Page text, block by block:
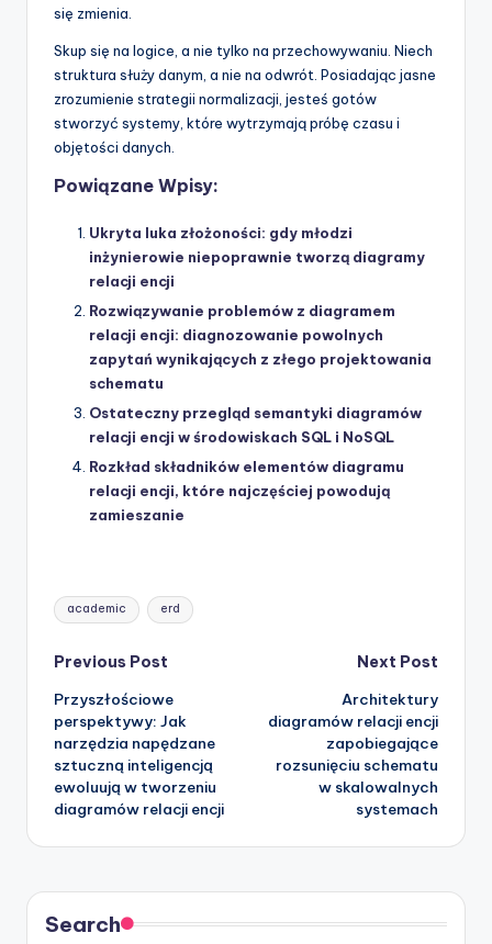
się zmienia.
Skup się na logice, a nie tylko na przechowywaniu. Niech
struktura służy danym, a nie na odwrót. Posiadając jasne
zrozumienie strategii normalizacji, jesteś gotów
stworzyć systemy, które wytrzymają próbę czasu i
objętości danych.
Powiązane Wpisy:
Ukryta luka złożoności: gdy młodzi
inżynierowie niepoprawnie tworzą diagramy
relacji encji
Rozwiązywanie problemów z diagramem
relacji encji: diagnozowanie powolnych
zapytań wynikających z złego projektowania
schematu
Ostateczny przegląd semantyki diagramów
relacji encji w środowiskach SQL i NoSQL
Rozkład składników elementów diagramu
relacji encji, które najczęściej powodują
zamieszanie
Tags:
academic erd
Post
navigation
Previous Post
Przyszłościowe
perspektywy: Jak
narzędzia napędzane
sztuczną inteligencją
ewoluują w tworzeniu
diagramów relacji encji
Next Post
Architektury
diagramów relacji encji
zapobiegające
rozsunięciu schematu
w skalowalnych
systemach
Search